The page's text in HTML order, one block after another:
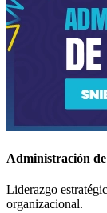
Administración
Liderazgo
organizacional.